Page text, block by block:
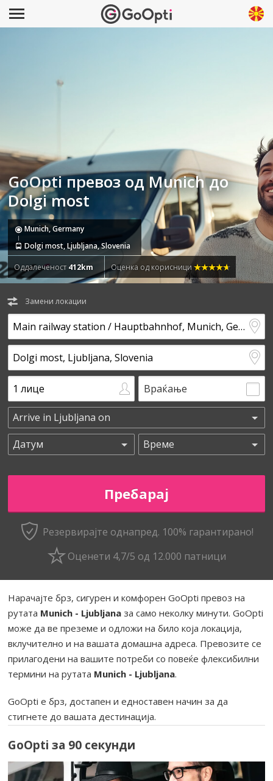
GoOpti превоз од Munich до
Dolgi most
Munich, Germany
Dolgi most, Ljubljana, Slovenia
Оддалеченост 412km Оценка од корисници
Замени локации
Враќање
Резервирајте однапред. 100% гарантирано!
Оценети 4,7/5 од 12.000 патници
Нарачајте брз, сигурен и комфорен GoOpti превоз на
рутата Munich - Ljubljana за само неколку минути. GoOpti
може да ве преземе и одложи на било која локација,
вклучително и на вашата домашна адреса. Превозите се
прилагодени на вашите потреби со повеќе флексибилни
термини на рутата Munich - Ljubljana.
GoOpti е брз, достапен и едноставен начин за да
стигнете до вашата дестинација.
GoOpti за 90 секунди